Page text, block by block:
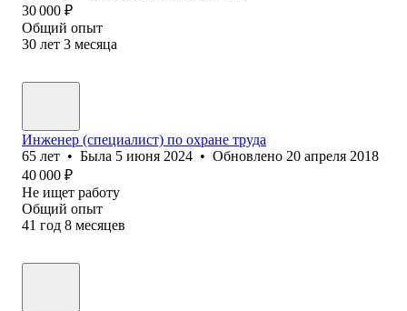
30 000 ₽
Общий опыт
30 лет 3 месяца
Инженер (специалист) по охране труда
65 лет • Была 5 июня 2024 • Обновлено 20 апреля 2018
40 000 ₽
Не ищет работу
Общий опыт
41 год 8 месяцев